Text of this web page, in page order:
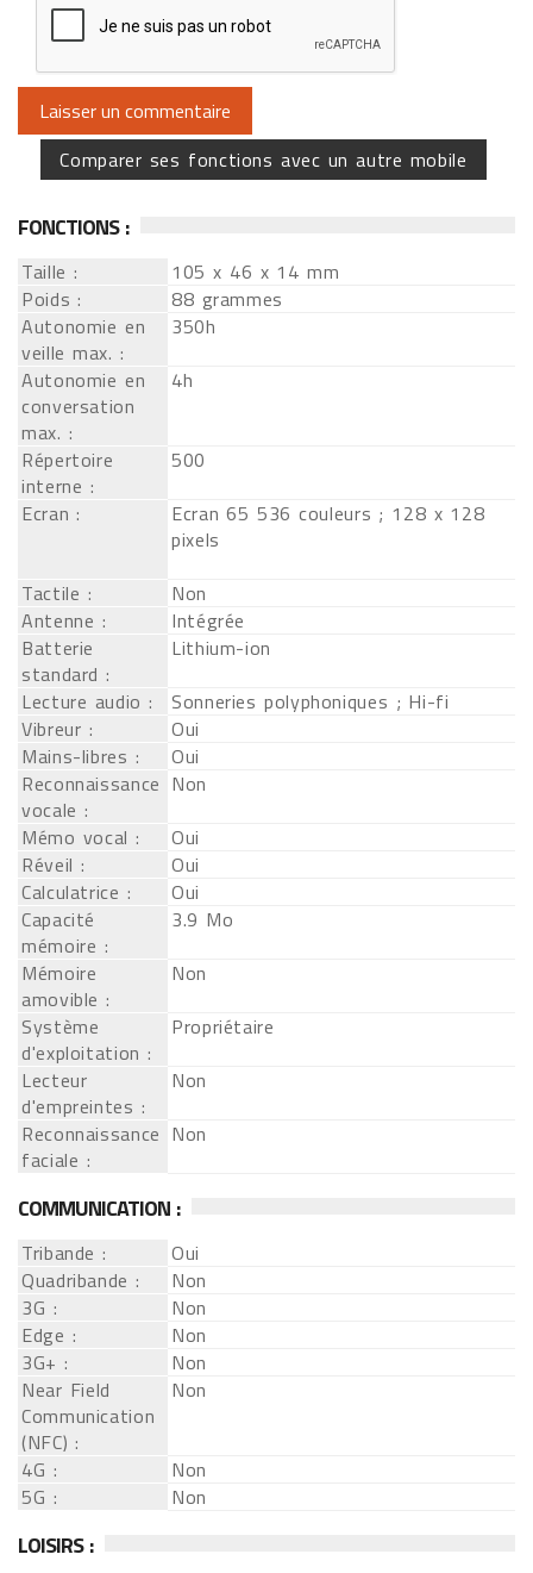
Comparer ses fonctions avec un autre mobile
FONCTIONS :
Taille :
105 x 46 x 14 mm
Poids :
88 grammes
Autonomie en
veille max. :
350h
Autonomie en
conversation
max. :
4h
Répertoire
interne :
500
Ecran :
Ecran 65 536 couleurs ; 128 x 128
pixels
Tactile :
Non
Antenne :
Intégrée
Batterie
standard :
Lithium-ion
Lecture audio :
Sonneries polyphoniques ; Hi-fi
Vibreur :
Oui
Mains-libres :
Oui
Reconnaissance
vocale :
Non
Mémo vocal :
Oui
Réveil :
Oui
Calculatrice :
Oui
Capacité
mémoire :
3.9 Mo
Mémoire
amovible :
Non
Système
d'exploitation :
Propriétaire
Lecteur
d'empreintes :
Non
Reconnaissance
faciale :
Non
COMMUNICATION :
Tribande :
Oui
Quadribande :
Non
3G :
Non
Edge :
Non
3G+ :
Non
Near Field
Communication
(NFC) :
Non
4G :
Non
5G :
Non
LOISIRS :